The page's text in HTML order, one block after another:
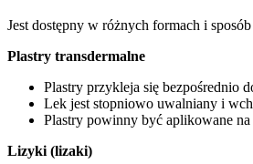
Jest dostępny w różnych formach i
Plastry transdermalne
Plastry przykleja się bezpośrednio
Lek jest stopniowo uwalniany i
Plastry powinny być aplikowane na
Lizyki (lizaki)